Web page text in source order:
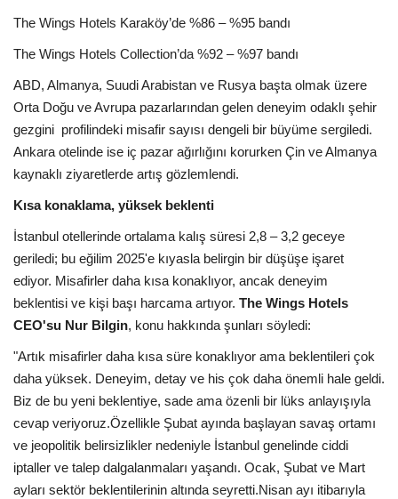
Köşe Yazarları
The Wings Hotels Karaköy’de %86 – %95 bandı
The Wings Hotels Collection’da %92 – %97 bandı
ABD, Almanya, Suudi Arabistan ve Rusya başta olmak üzere
Orta Doğu ve Avrupa pazarlarından gelen deneyim odaklı şehir
gezgini profilindeki misafir sayısı dengeli bir büyüme sergiledi.
Ankara otelinde ise iç pazar ağırlığını korurken Çin ve Almanya
kaynaklı ziyaretlerde artış gözlemlendi.
Kısa konaklama, yüksek beklenti
İstanbul otellerinde ortalama kalış süresi 2,8 – 3,2 geceye
geriledi; bu eğilim 2025'e kıyasla belirgin bir düşüşe işaret
ediyor. Misafirler daha kısa konaklıyor, ancak deneyim
beklentisi ve kişi başı harcama artıyor. The Wings Hotels
CEO'su Nur Bilgin, konu hakkında şunları söyledi:
"Artık misafirler daha kısa süre konaklıyor ama beklentileri çok
daha yüksek. Deneyim, detay ve his çok daha önemli hale geldi.
Biz de bu yeni beklentiye, sade ama özenli bir lüks anlayışıyla
cevap veriyoruz.Özellikle Şubat ayında başlayan savaş ortamı
ve jeopolitik belirsizlikler nedeniyle İstanbul genelinde ciddi
iptaller ve talep dalgalanmaları yaşandı. Ocak, Şubat ve Mart
ayları sektör beklentilerinin altında seyretti.Nisan ayı itibarıyla